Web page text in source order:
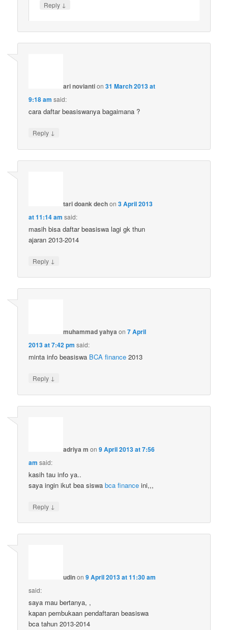
Reply ↓
ari noviantion31 March 2013 at
9:18 am said:
cara daftar beasiswanya bagaimana ?
Reply ↓
tari doank dechon3 April 2013
at 11:14 am said:
masih bisa daftar beasiswa lagi gk thun
ajaran 2013-2014
Reply ↓
muhammad yahya on7 April
2013 at 7:42 pm said:
minta info beasiswa BCA finance 2013
Reply ↓
adriya m on9 April 2013 at 7:56
am said:
kasih tau info ya..
saya ingin ikut bea siswabca finance ini,,,
Reply ↓
udinon9 April 2013 at 11:30 am
said:
saya mau bertanya, ,
kapan pembukaan pendaftaran beasiswa
bca tahun 2013-2014